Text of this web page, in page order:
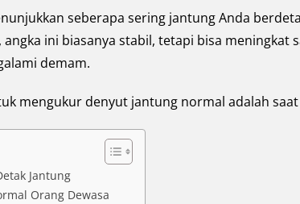
seberapa sering jantung Anda
ini biasanya stabil, tetapi bisa meningkat
demam.
mengukur denyut jantung normal adalah
Jantung
Orang Dewasa